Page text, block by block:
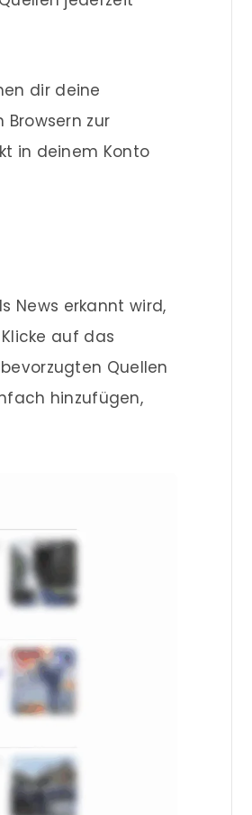
dir deine
zur
in deinem Konto
News erkannt wird,
auf das
Quellen
hinzufügen,